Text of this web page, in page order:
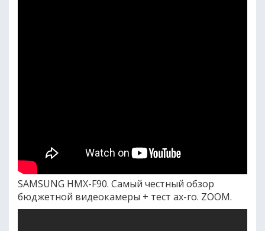
SAMSUNG HMX-F90. Самый честный обзор
бюджетной видеокамеры + тест ах-го. ZOOM.